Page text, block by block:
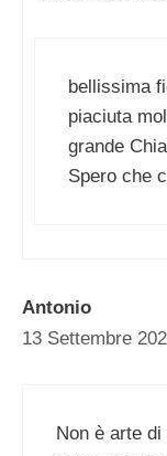
bellissima
piaciuta
grande
Spero che
Antonio
13 Settembre
Non è arte